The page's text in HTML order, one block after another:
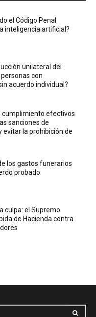
el Código Penal
inteligencia artificial?
unilateral del
con
acuerdo individual?
cumplimiento efectivos
sanciones de
evitar la prohibición de
los gastos funerarios
probado
culpa: el Supremo
de Hacienda contra